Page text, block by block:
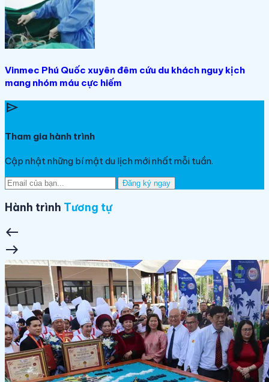
Vinmec Phú Quốc xuyên đêm cứu du khách nguy kịch
mang nhóm máu cực hiếm
send
Tham gia hành trình
Cập nhật những bí mật du lịch mới nhất mỗi tuần.
Đăng ký ngay
Hành trình Tương tự
west
east